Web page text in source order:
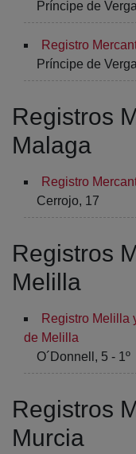
Príncipe de
Registro
Príncipe de
Registros
Malaga
Registro
Cerrojo, 17
Registros
Melilla
Registro Melilla
de Melilla
O´Donnell, 5 - 1º
Registros
Murcia